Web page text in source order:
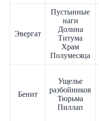
Эвергат
Пустынные
наги
Долина
Титума
Храм
Полумесяца
Бенит
Ущелье
разбойников
Тюрьма
Пиллап